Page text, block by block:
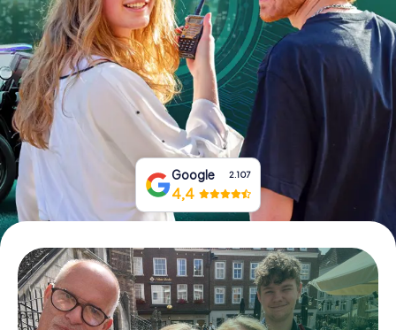
Prenota Biglietti
Acquista i Voucher
Google 2.107
4,4